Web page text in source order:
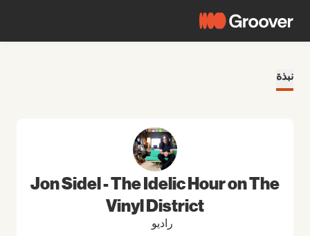
نبذة
Jon Sidel - The Idelic Hour on The
Vinyl District
راديو